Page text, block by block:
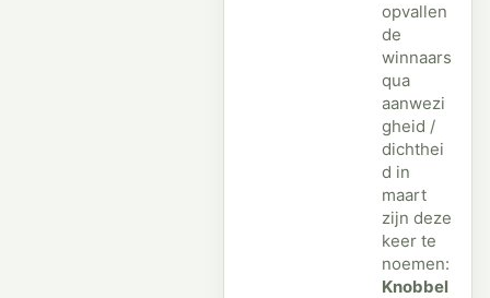
opvallen
de
winnaars
qua
aanwezi
gheid /
dichthei
d in
maart
zijn deze
keer te
noemen:
Knobbel